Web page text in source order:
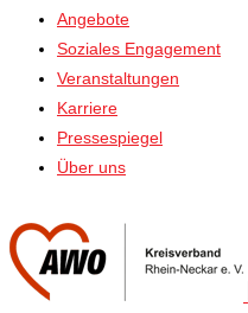
Angebote
Soziales Engagement
Veranstaltungen
Karriere
Pressespiegel
Über uns